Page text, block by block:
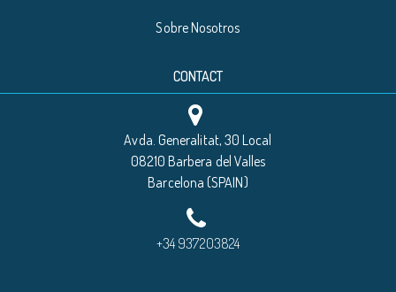
Sobre Nosotros
CONTACT
Avda. Generalitat, 30 Local
08210 Barbera del Valles
Barcelona (SPAIN)
+34 937203824